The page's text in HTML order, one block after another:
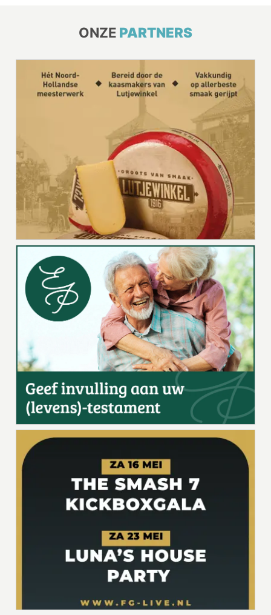
ONZE PARTNERS